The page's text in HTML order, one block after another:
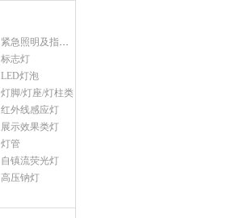
紧急照明及指示灯
标志灯
LED灯泡
灯脚/灯座/灯柱类
红外线感应灯
展示效果类灯
灯管
自镇流荧光灯
高压钠灯